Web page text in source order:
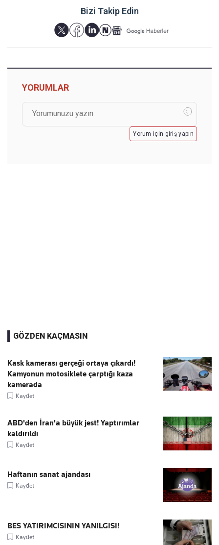
Bizi Takip Edin
YORUMLAR
Yorum için giriş yapın
GÖZDEN KAÇMASIN
Kask kamerası gerçeği ortaya çıkardı!
Kamyonun motosiklete çarptığı kaza
kamerada
Kaydet
ABD'den İran'a büyük jest! Yaptırımlar
kaldırıldı
Kaydet
Haftanın sanat ajandası
Kaydet
BES YATIRIMCISININ YANILGISI!
Kaydet